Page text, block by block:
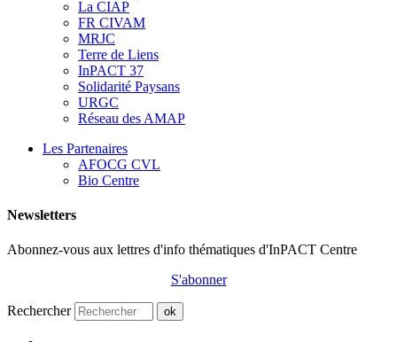
La CIAP
FR CIVAM
MRJC
Terre de Liens
InPACT 37
Solidarité Paysans
URGC
Réseau des AMAP
Les Partenaires
AFOCG CVL
Bio Centre
Newsletters
Abonnez-vous aux lettres d'info thématiques d'InPACT Centre
S'abonner
Rechercher ok